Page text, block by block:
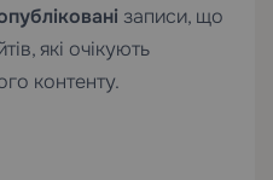
записи, що
які очікують
контенту.